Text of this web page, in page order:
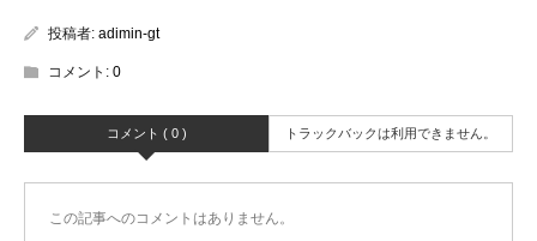
投稿者: adimin-gt
コメント: 0
コメント ( 0 ) トラックバックは利用できません。
この記事へのコメントはありません。